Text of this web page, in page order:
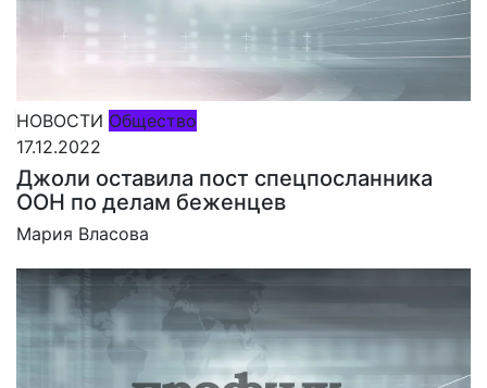
НОВОСТИ Общество
17.12.2022
Джоли оставила пост спецпосланника
ООН по делам беженцев
Мария Власова